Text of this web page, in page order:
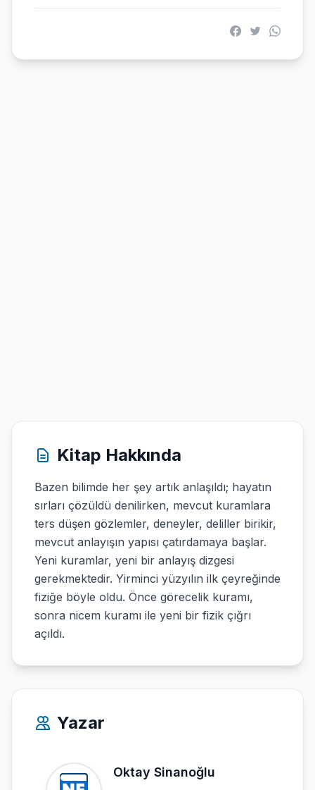
Kitap Hakkında
Bazen bilimde her şey artık anlaşıldı; hayatın
sırları çözüldü denilirken, mevcut kuramlara
ters düşen gözlemler, deneyler, deliller birikir,
mevcut anlayışın yapısı çatırdamaya başlar.
Yeni kuramlar, yeni bir anlayış dizgesi
gerekmektedir. Yirminci yüzyılın ilk çeyreğinde
fiziğe böyle oldu. Önce görecelik kuramı,
sonra nicem kuramı ile yeni bir fizik çığrı
açıldı.
Yazar
Oktay Sinanoğlu